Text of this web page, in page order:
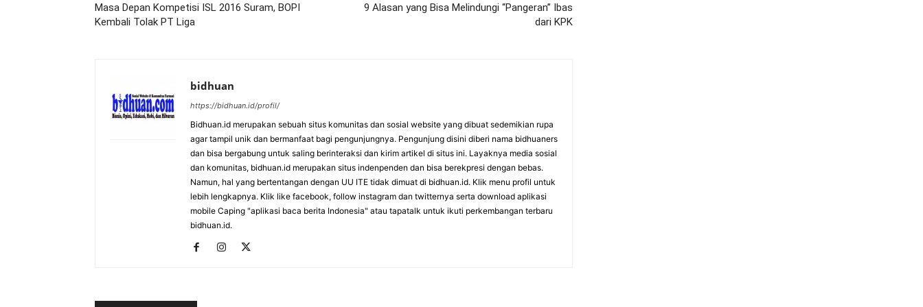
Masa Depan Kompetisi ISL 2016 Suram, BOPI
Kembali Tolak PT Liga
9 Alasan yang Bisa Melindungi “Pangeran” Ibas
dari KPK
bidhuan
https://bidhuan.id/profil/
Bidhuan.id merupakan sebuah situs komunitas dan sosial website yang dibuat sedemikian rupa
agar tampil unik dan bermanfaat bagi pengunjungnya. Pengunjung disini diberi nama bidhuaners
dan bisa bergabung untuk saling berinteraksi dan kirim artikel di situs ini. Layaknya media sosial
dan komunitas, bidhuan.id merupakan situs indenpenden dan bisa berekpresi dengan bebas.
Namun, hal yang bertentangan dengan UU ITE tidak dimuat di bidhuan.id. Klik menu profil untuk
lebih lengkapnya. Klik like facebook, follow instagram dan twitternya serta download aplikasi
mobile Caping "aplikasi baca berita Indonesia" atau tapatalk untuk ikuti perkembangan terbaru
bidhuan.id.